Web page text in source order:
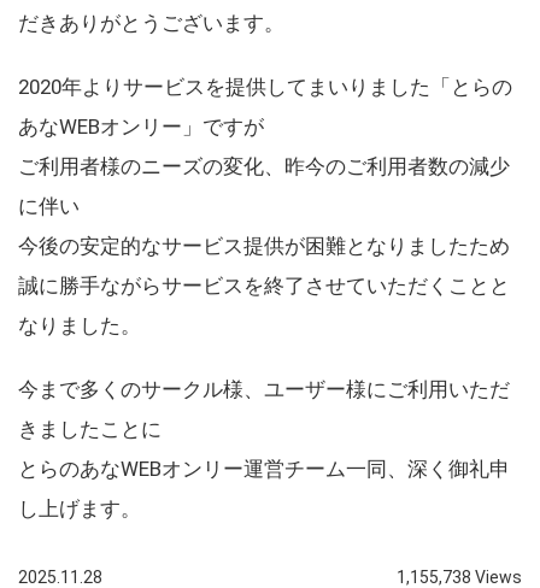
だきありがとうございます。
2020年よりサービスを提供してまいりました「とらの
あなWEBオンリー」ですが
ご利用者様のニーズの変化、昨今のご利用者数の減少
に伴い
今後の安定的なサービス提供が困難となりましたため
誠に勝手ながらサービスを終了させていただくことと
なりました。
今まで多くのサークル様、ユーザー様にご利用いただ
きましたことに
とらのあなWEBオンリー運営チーム一同、深く御礼申
し上げます。
2025.11.28 1,155,738 Views